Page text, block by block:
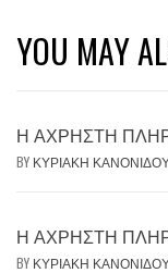
YOU MAY
Η ΆΧΡΗΣΤΗ
BY ΚΥΡΙΑΚΉ
Η ΆΧΡΗΣΤΗ
BY ΚΥΡΙΑΚΉ